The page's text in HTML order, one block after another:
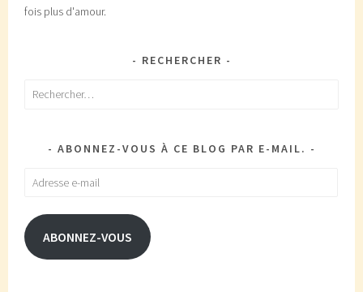
fois plus d'amour.
RECHERCHER
Rechercher :
ABONNEZ-VOUS À CE BLOG PAR E-MAIL.
Adresse
mail
ABONNEZ-VOUS